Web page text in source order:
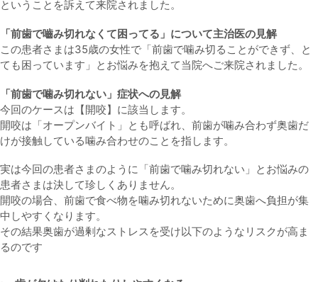
ということを訴えて来院されました。
「前歯で嚙み切れなくて困ってる」 について主治医の見解
この患者さまは35歳の女性で「前歯で噛み切ることができず、と
ても困っています」とお悩みを抱えて当院へご来院されました。
「前歯で噛み切れない」症状への見解
今回のケースは【開咬】に該当します。
開咬は「オープンバイト」とも呼ばれ、前歯が噛み合わず奥歯だ
けが接触している噛み合わせのことを指します。
実は今回の患者さまのように「前歯で噛み切れない」とお悩みの
患者さまは決して珍しくありません。
開咬の場合、前歯で食べ物を噛み切れないために奥歯へ負担が集
中しやすくなります。
その結果奥歯が過剰なストレスを受け以下のようなリスクが高ま
るのです